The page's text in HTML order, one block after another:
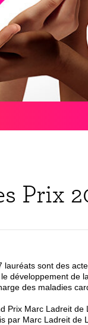
Prix
lauréats sont des
développement de
des maladies
Prix Marc Ladreit
par Marc Ladreit de